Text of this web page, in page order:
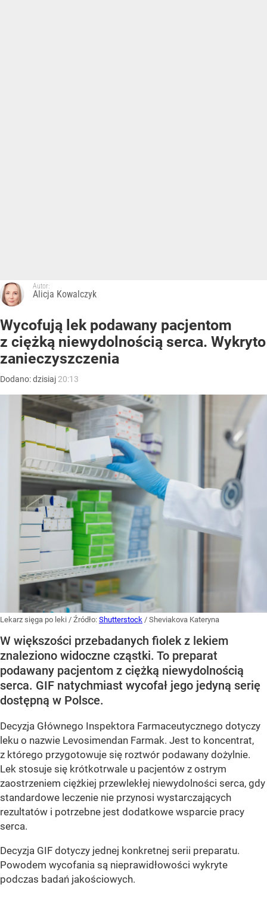
Autor:
Alicja Kowalczyk
Wycofują lek podawany pacjentom
z ciężką niewydolnością serca. Wykryto
zanieczyszczenia
Dodano:dzisiaj 20:13
Lekarz sięga po leki / Źródło: Shutterstock / Sheviakova Kateryna
W większości przebadanych fiolek z lekiem
znaleziono widoczne cząstki. To preparat
podawany pacjentom z ciężką niewydolnością
serca. GIF natychmiast wycofał jego jedyną serię
dostępną w Polsce.
Decyzja Głównego Inspektora Farmaceutycznego dotyczy
leku o nazwie Levosimendan Farmak. Jest to koncentrat,
z którego przygotowuje się roztwór podawany dożylnie.
Lek stosuje się krótkotrwale u pacjentów z ostrym
zaostrzeniem ciężkiej przewlekłej niewydolności serca, gdy
standardowe leczenie nie przynosi wystarczających
rezultatów i potrzebne jest dodatkowe wsparcie pracy
serca.
Decyzja GIF dotyczy jednej konkretnej serii preparatu.
Powodem wycofania są nieprawidłowości wykryte
podczas badań jakościowych.